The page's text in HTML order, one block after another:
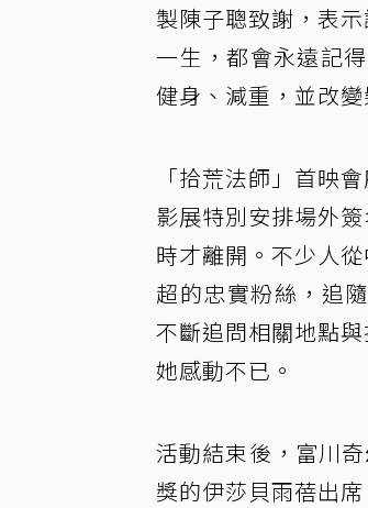
製陳子聰致謝，表
一生，都會永遠記
健身、減重，並改
「拾荒法師」首映
影展特別安排場外
時才離開。不少人
超的忠實粉絲，追
不斷追問相關地點
她感動不已。
活動結束後，富川
獎的伊莎貝雨蓓出